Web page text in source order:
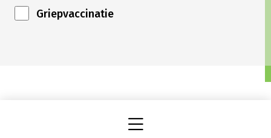
Griepvaccinatie